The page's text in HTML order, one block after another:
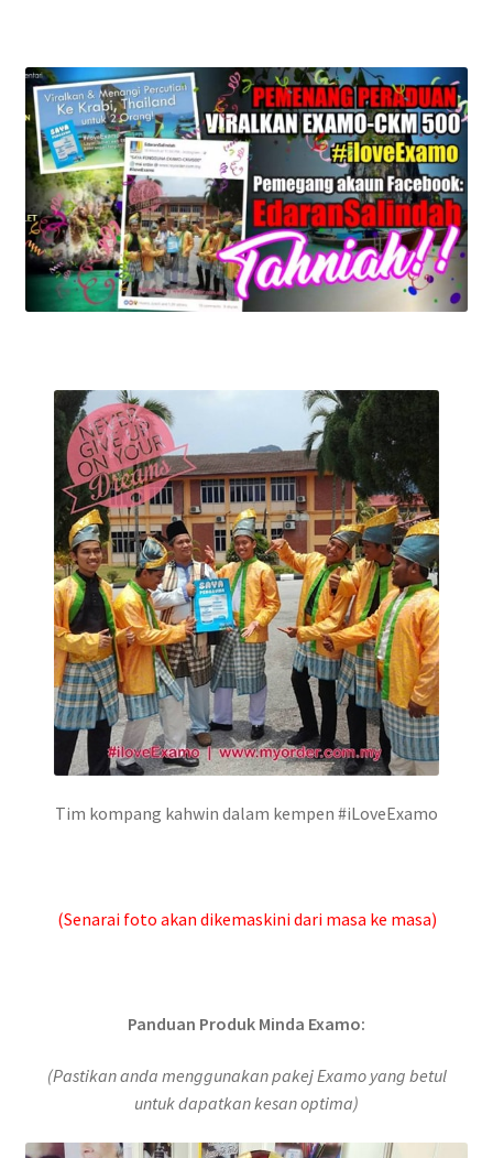
Tim kompang kahwin dalam kempen #iLoveExamo
(Senarai foto akan dikemaskini dari masa ke masa)
Panduan Produk Minda Examo:
(Pastikan anda menggunakan pakej Examo yang betul
untuk dapatkan kesan optima)